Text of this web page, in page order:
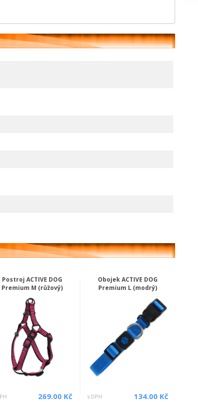
Postroj ACTIVE DOG
Premium M (růžový)
269.00 Kč
Obojek ACTIVE DOG
Premium L (modrý)
s DPH 134.00 Kč